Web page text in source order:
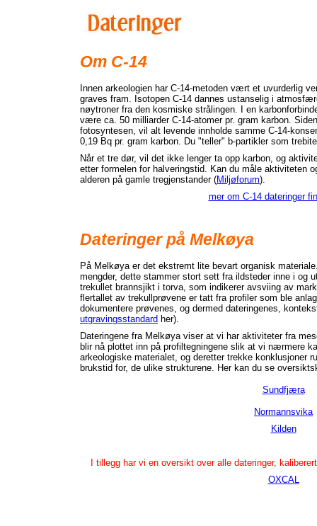
Om C-14
Innen arkeologien har C-14-metoden vært et uvurderlig
graves fram. Isotopen C-14 dannes ustanselig i
nøytroner fra den kosmiske strålingen. I en
være ca. 50 milliarder C-14-atomer pr. gram karbon.
fotosyntesen, vil alt levende innholde samme C-14-
0,19 Bq pr. gram karbon. Du "teller" b-partikler som
Når et tre dør, vil det ikke lenger ta opp karbon, og
etter formelen for halveringstid. Kan du måle aktiviteten
alderen på gamle tregjenstander (Miljøforum).
mer om C-14 dateringer
Dateringer på Melkøya
På Melkøya er det ekstremt lite bevart organisk
mengder, dette stammer stort sett fra ildsteder inne i og
trekullet brannsjikt i torva, som indikerer avsviing av
flertallet av trekullprøvene er tatt fra profiler som ble
dokumentere prøvenes, og dermed dateringenes,
utgravingsstandard her).
Dateringene fra Melkøya viser at vi har aktiviteter fra
blir nå plottet inn på profiltegningene slik at vi nærmere
arkeologiske materialet, og deretter trekke konklusjoner
brukstid for, de ulike strukturene. Her kan du se
Sundfjæra
Normannsvika
Kilden
I tillegg har vi en oversikt over alle dateringer,
OXCAL